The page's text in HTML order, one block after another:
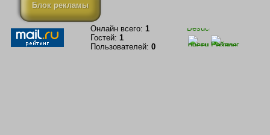
Блок рекламы
Онлайн всего: 1
Гостей: 1
Пользователей: 0